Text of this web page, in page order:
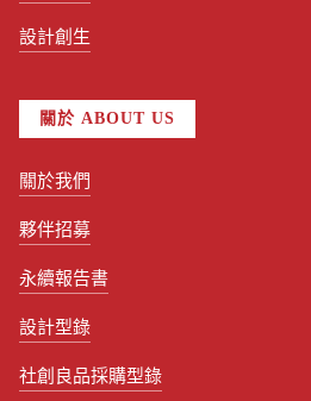
設計創生
關於 ABOUT US
關於我們
夥伴招募
永續報告書
設計型錄
社創良品採購型錄